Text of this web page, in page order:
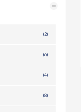
(2)
(6)
(4)
(8)